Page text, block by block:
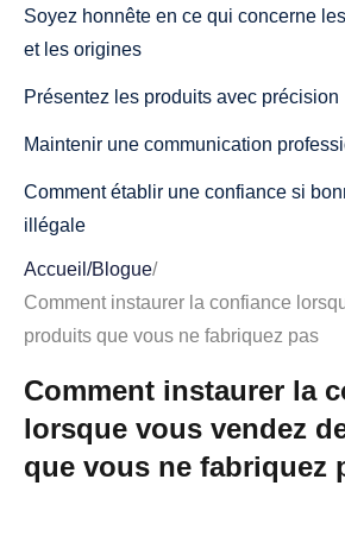
Soyez honnête en ce qui concerne
et les origines
Présentez les produits avec précision
Maintenir une communication
Comment établir une confiance si
illégale
Montrez votre côté humain
Meilleures techniques pour renforcer
la vente de produits que vous ne
Accueil /Blogue/
Comment instaurer la confiance
produits que vous ne fabriquez pas
Comment instaurer la
lorsque vous vendez
que vous ne fabriquez